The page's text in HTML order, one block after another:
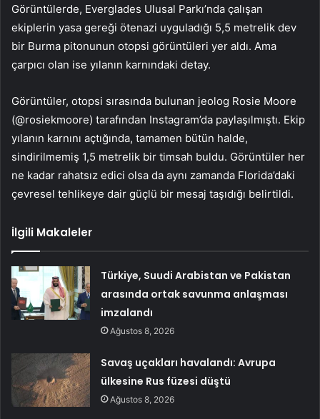
Görüntülerde, Everglades Ulusal Parkı’nda çalışan
ekiplerin yasa gereği ötenazi uyguladığı 5,5 metrelik dev
bir Burma pitonunun otopsi görüntüleri yer aldı. Ama
çarpıcı olan ise yılanın karnındaki detay.
Görüntüler, otopsi sırasında bulunan jeolog Rosie Moore
(@rosiekmoore) tarafından Instagram’da paylaşılmıştı. Ekip
yılanın karnını açtığında, tamamen bütün halde,
sindirilmemiş 1,5 metrelik bir timsah buldu. Görüntüler her
ne kadar rahatsız edici olsa da aynı zamanda Florida’daki
çevresel tehlikeye dair güçlü bir mesaj taşıdığı belirtildi.
İlgili Makaleler
Türkiye, Suudi Arabistan ve Pakistan
arasında ortak savunma anlaşması
imzalandı
Ağustos 8, 2026
Savaş uçakları havalandı: Avrupa
ülkesine Rus füzesi düştü
Ağustos 8, 2026